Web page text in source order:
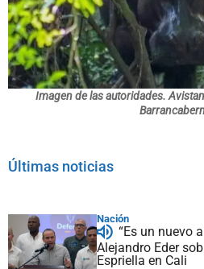
Imagen de las autoridades.
Últimas noticias
Nación
“Es un nuevo
Alejandro Eder
Espriella en Cali